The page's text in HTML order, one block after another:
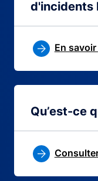
d'incidents
En
Qu’est-ce